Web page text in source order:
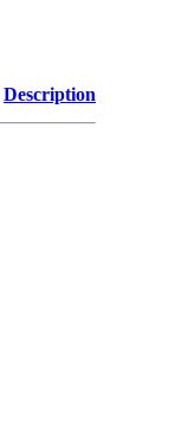
Description